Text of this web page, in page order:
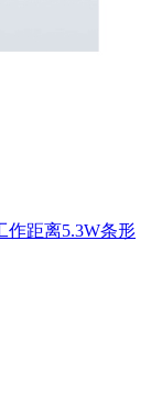
作距离5.3W条形